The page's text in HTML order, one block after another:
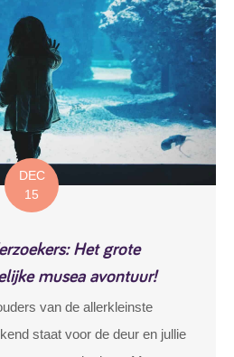
DEC
15
Het grote
musea avontuur!
van de allerkleinste
staat voor de deur en jullie